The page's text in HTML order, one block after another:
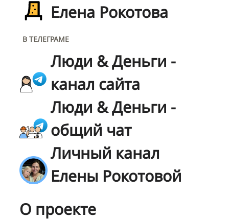
Елена Рокотова
В ТЕЛЕГРАМЕ
Люди & Деньги -
канал сайта
Люди & Деньги -
общий чат
Личный канал
Елены Рокотовой
О проекте